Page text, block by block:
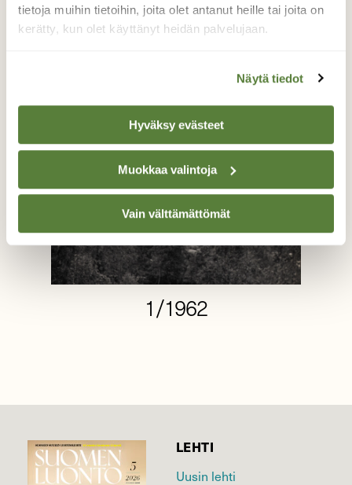
tietoja muihin tietoihin, joita olet antanut heille tai joita on
kerätty, kun olet käyttänyt heidän palvelujaan.
Näytä tiedot
Hyväksy evästeet
Muokkaa valintoja
Vain välttämättömät
1/1962
LEHTI
Uusin lehti